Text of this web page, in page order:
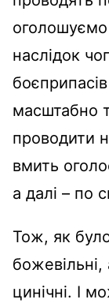
наслідок
масштабно
проводити
вмить
а далі – по
Тож, як
божевільні,
цинічні. І